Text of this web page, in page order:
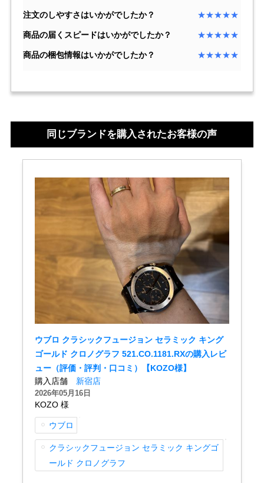
複数条件で商品を絞り込む
詳細検索はこちら
GINZA RASINのプレミアムクオリティについて
送料・お支払方法
よくある質問
ショップサービス
保証・アフターサービス
ラッピングサービス
腕時計サイズ調整サービス
店舗受け取りサービス
買取・下取りをご希望の方
注文のしやすさはいかがでしたか？ ★★★★★
商品の届くスピードはいかがでしたか？ ★★★★★
商品の梱包情報はいかがでしたか？ ★★★★★
同じブランドを購入されたお客様の声
ウブロ クラシックフュージョン セラミック キング
ゴールド クロノグラフ 521.CO.1181.RXの購入レビ
ュー（評価・評判・口コミ）【KOZO様】
購入店舗 新宿店
2026年05月16日
KOZO 様
ウブロ
クラシックフュージョン セラミック キングゴ
ールド クロノグラフ